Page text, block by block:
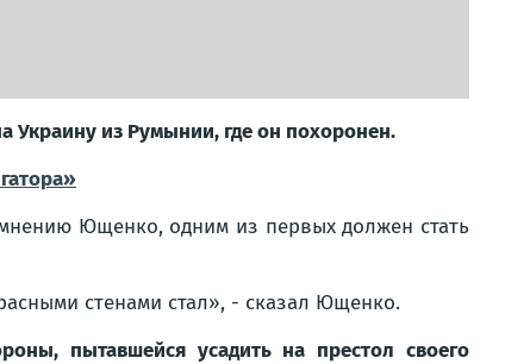
Украину из Румынии, где он похоронен.
Ющенко, одним из первых должен стать
стенами стал», - сказал Ющенко.
пытавшейся усадить на престол своего